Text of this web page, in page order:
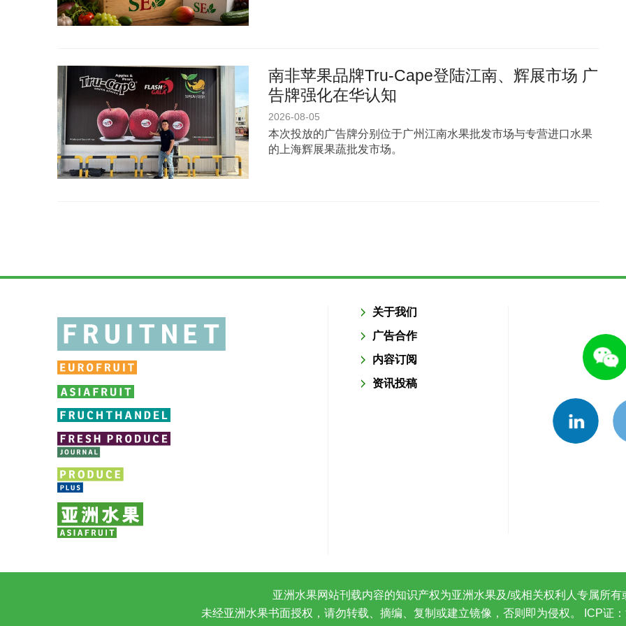
南非苹果品牌Tru-Cape登陆江南、辉展市场 广
告牌强化在华认知
2026-08-05
本次投放的广告牌分别位于广州江南水果批发市场与专营进口水果
的上海辉展果蔬批发市场。
关于我们
广告合作
内容订阅
资讯投稿
亚洲水果网站刊载内容的知识产权为亚洲水果及/或相关权利人专属所有
未经亚洲水果书面授权，请勿转载、摘编、复制或建立镜像，否则即为侵权。
ICP证